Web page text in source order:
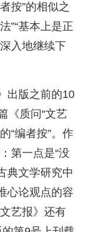
按”的相似之
”“基本上是正
入地继续下
出版之前的10
《质问“文艺
“编者按”。作
第一点是“没
典文学研究中
心论观点的容
艺报》还有